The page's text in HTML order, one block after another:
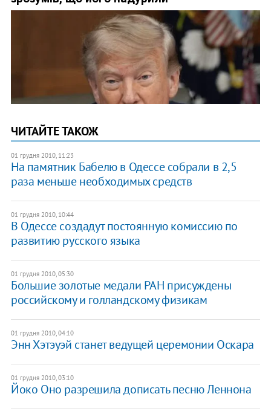
ЧИТАЙТЕ ТАКОЖ
01 грудня 2010, 11:23
На памятник Бабелю в Одессе собрали в 2,5
раза меньше необходимых средств
01 грудня 2010, 10:44
В Одессе создадут постоянную комиссию по
развитию русского языка
01 грудня 2010, 05:30
Большие золотые медали РАН присуждены
российскому и голландскому физикам
01 грудня 2010, 04:10
Энн Хэтэуэй станет ведущей церемонии Оскара
01 грудня 2010, 03:10
Йоко Оно разрешила дописать песню Леннона